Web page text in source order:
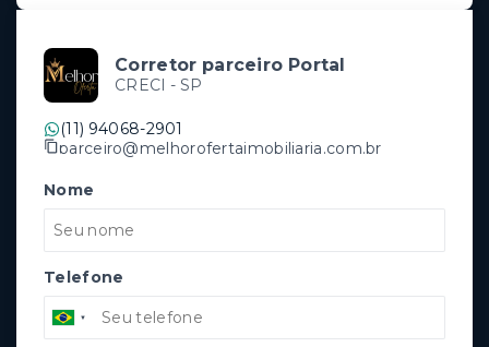
Corretor parceiro Portal
CRECI - SP
(11) 94068-2901
parceiro@melhorofertaimobiliaria.com.br
Nome
Telefone